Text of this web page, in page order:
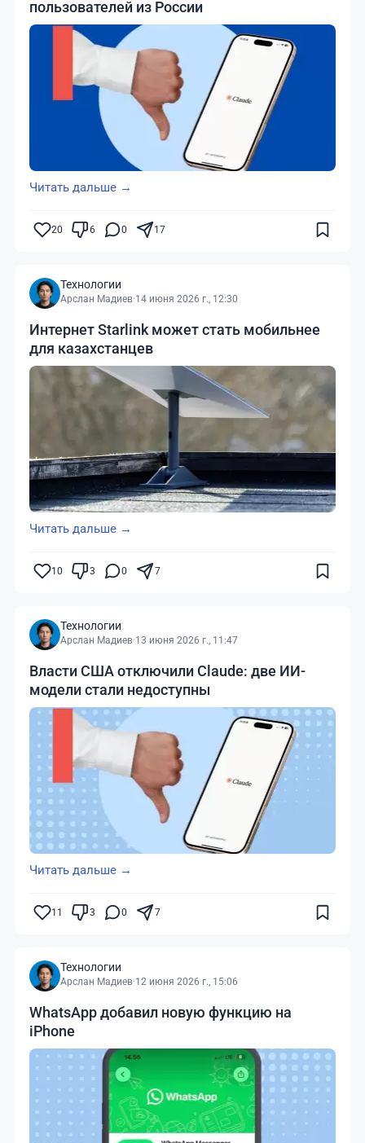
пользователей из России
Читать дальше →
20 6 0 17
Технологии
Арслан Мадиев·14 июня 2026 г., 12:30
Интернет Starlink может стать мобильнее
для казахстанцев
Читать дальше →
10 3 0 7
Технологии
Арслан Мадиев·13 июня 2026 г., 11:47
Власти США отключили Claude: две ИИ-
модели стали недоступны
Читать дальше →
11 3 0 7
Технологии
Арслан Мадиев·12 июня 2026 г., 15:06
WhatsApp добавил новую функцию на
iPhone